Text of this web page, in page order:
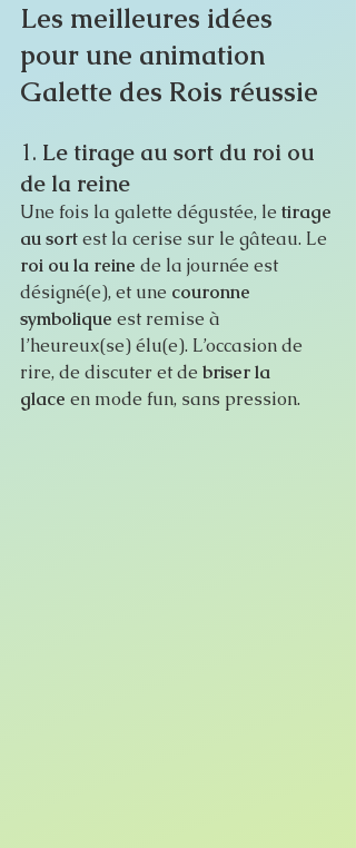
Les meilleures idées
pour une animation
Galette des Rois réussie
1. Le tirage au sort du roi ou
de la reine
Une fois la galette dégustée, le tirage
au sort est la cerise sur le gâteau. Le
roi ou la reine de la journée est
désigné(e), et une couronne
symbolique est remise à
l’heureux(se) élu(e). L’occasion de
rire, de discuter et de briser la
glace en mode fun, sans pression.